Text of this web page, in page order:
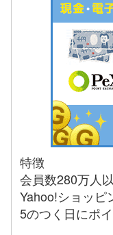
特徴
会員数280万人
Yahoo!ショッピ
5のつく日にポ